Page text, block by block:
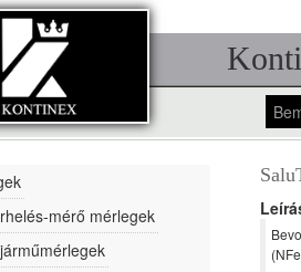
mérő mérlegek